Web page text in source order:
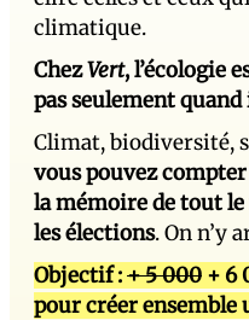
climatique.
ChezVert, l’écologie
pas seulement
Climat, biodiversité,
vous pouvez
la mémoire de tout
les élections. On n’y
Objectif :+ 5 000 + 6
pour créer